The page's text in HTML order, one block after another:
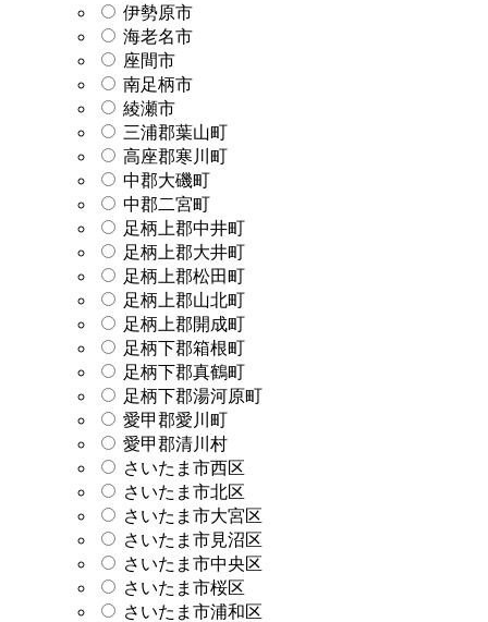
伊勢原市
海老名市
座間市
南足柄市
綾瀬市
三浦郡葉山町
高座郡寒川町
中郡大磯町
中郡二宮町
足柄上郡中井町
足柄上郡大井町
足柄上郡松田町
足柄上郡山北町
足柄上郡開成町
足柄下郡箱根町
足柄下郡真鶴町
足柄下郡湯河原町
愛甲郡愛川町
愛甲郡清川村
さいたま市西区
さいたま市北区
さいたま市大宮区
さいたま市見沼区
さいたま市中央区
さいたま市桜区
さいたま市浦和区